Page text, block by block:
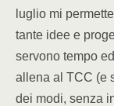
luglio mi
tante idee e
servono tempo
allena al TCC (e
dei modi, senza